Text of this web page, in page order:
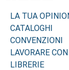
LA TUA
CATALOGHI
CONVENZIONI
LAVORARE
LIBRERIE